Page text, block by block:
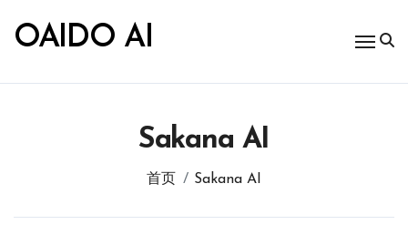
OAIDO AI
Sakana AI
首页 Sakana AI